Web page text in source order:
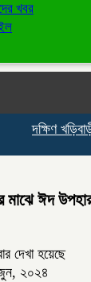
খবর
দক্ষিণ
মাঝে ঈদ
দেখা হয়েছে
২০২৪